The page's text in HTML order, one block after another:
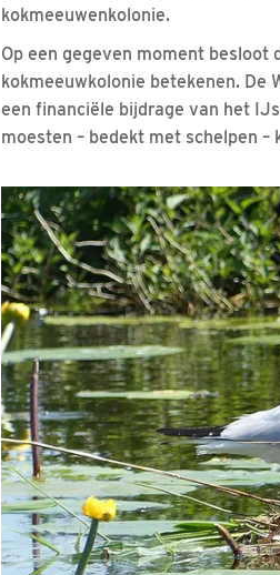
kokmeeuwenkolonie.
Op een gegeven moment besloot
kokmeeuwkolonie betekenen.
een financiële bijdrage van het
moesten – bedekt met schelpen